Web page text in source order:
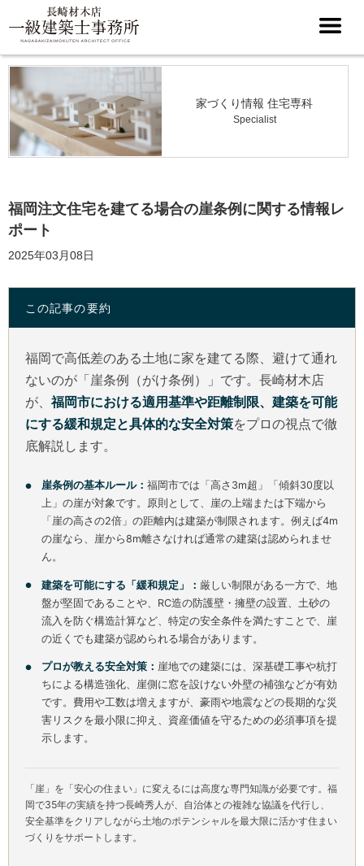
家づくり情報 住宅専科
Specialist
福岡注文住宅を建てる場合の崖条例に関する情報レ
ポート
2025年03月08日
この記事の要約
福岡で高低差のある土地に家を建てる際、避けて通れ
ないのが「崖条例（がけ条例）」です。長崎材木店
が、 福岡市における適用基準や距離制限、建築を可能
にする緩和規定と具体的な安全対策をプロの視点で徹
底解説します。
崖条例の基本ルール：福岡市では「高さ3m超」「傾斜30度以
上」の崖が対象です。原則として、崖の上端または下端から
「崖の高さの2倍」の距離内は建築が制限されます。例えば4m
の崖なら、崖から8m離さなければ通常の建築は認められませ
ん。
建築を可能にする「緩和規定」： 厳しい制限がある一方で、地
盤が堅固であることや、RC造の防護壁・擁壁の設置、土砂の
流入を防ぐ構造計算など、特定の安全条件を満たすことで、崖
の近くでも建築が認められる場合があります。
プロが教える安全対策： 崖地での建築には、深基礎工事や杭打
ちによる構造強化、崖側に窓を設けない外壁の補強などが有効
です。費用や工数は増えますが、豪雨や地震などの長期的な災
害リスクを最小限に抑え、資産価値を守るための必須事項を提
示します。
「崖」を「安心の住まい」に変えるには高度な専門知識が必要です。福
岡で35年の実績を持つ長崎秀人が、自治体との複雑な協議を代行し、
安全基準をクリアしながら土地のポテンシャルを最大限に活かす住まい
づくりをサポートします。